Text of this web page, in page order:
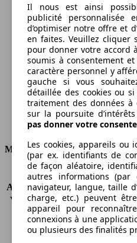
198 g/km
Émissions de CO2
Ø 8.3 l/100km
Consommation
Moteur et Puissance
KW (CH)
75
Accélération (0-100 km/h) 13.7s
Vitesse maximale (km/h) 164
Nombre de vitesses
5
Couple
148
Il nous est ainsi
publicité personnalisée
d’optimiser notre offre et
en faites. Veuillez cliquer
pour donner votre accord
soumis à consentement
caractère personnel y
gauche si vous
détaillée des cookies ou
traitement des données à
sur la poursuite
pas donner votre
Les cookies, appareils ou
(par ex. identifiants de
de façon aléatoire,
autres informations
navigateur, langue, taille
charge, etc.) peuvent
appareil pour
connexions à une
ou plusieurs des finalités